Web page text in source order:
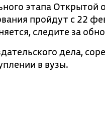
этапа Открытой
пройдут с 22
следите за
дела,
в вузы.